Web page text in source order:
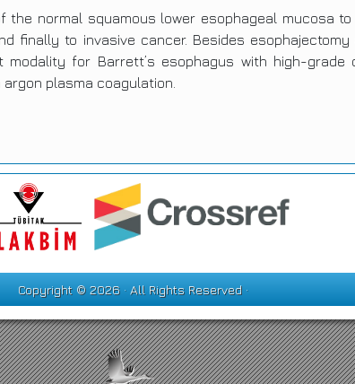
normal squamous lower esophageal mucosa
finally to invasive cancer. Besides
for Barrett’s esophagus with high-
plasma coagulation.
Copyright © 2026 · All Rights Reserved ·